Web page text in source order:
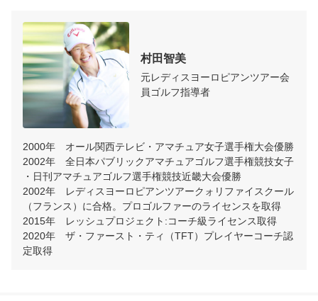
村田智美
元レディスヨーロピアンツアー会
員ゴルフ指導者
2000年　オール関西テレビ・アマチュア女子選手権大会優勝
2002年　全日本パブリックアマチュアゴルフ選手権競技女子
・日刊アマチュアゴルフ選手権競技近畿大会優勝
2002年　レディスヨーロピアンツアークォリファイスクール
（フランス）に合格。プロゴルファーのライセンスを取得
2015年　レッシュプロジェクト:コーチ級ライセンス取得
2020年　ザ・ファースト・ティ（TFT）プレイヤーコーチ認
定取得